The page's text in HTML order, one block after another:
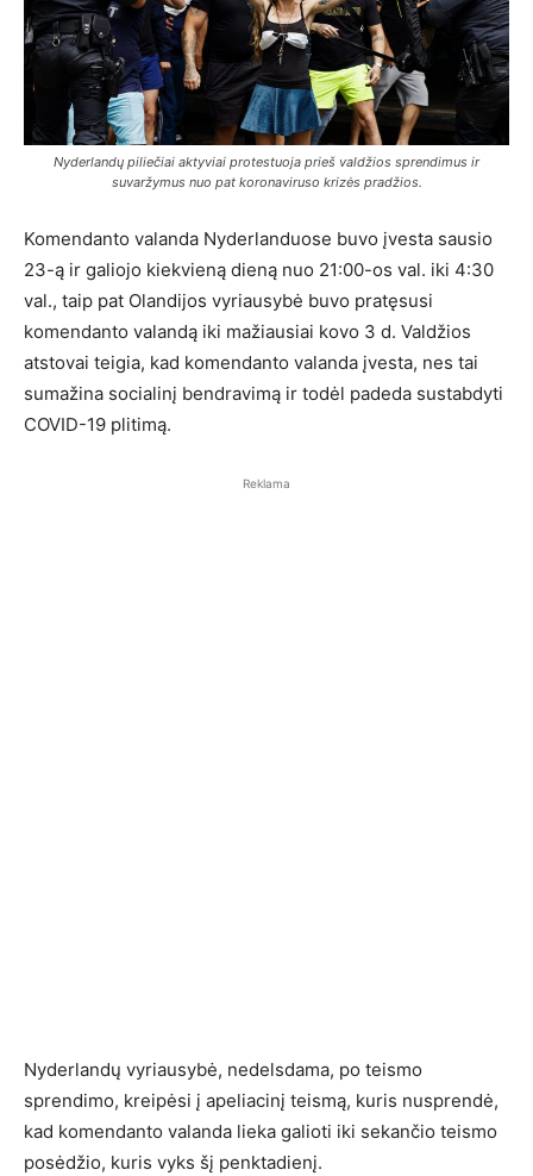
Nyderlandų piliečiai aktyviai protestuoja prieš valdžios sprendimus ir
suvaržymus nuo pat koronaviruso krizės pradžios.
Komendanto valanda Nyderlanduose buvo įvesta sausio
23-ą ir galiojo kiekvieną dieną nuo 21:00-os val. iki 4:30
val., taip pat Olandijos vyriausybė buvo pratęsusi
komendanto valandą iki mažiausiai kovo 3 d. Valdžios
atstovai teigia, kad komendanto valanda įvesta, nes tai
sumažina socialinį bendravimą ir todėl padeda sustabdyti
COVID-19 plitimą.
Reklama
Nyderlandų vyriausybė, nedelsdama, po teismo
sprendimo, kreipėsi į apeliacinį teismą, kuris nusprendė,
kad komendanto valanda lieka galioti iki sekančio teismo
posėdžio, kuris vyks šį penktadienį.